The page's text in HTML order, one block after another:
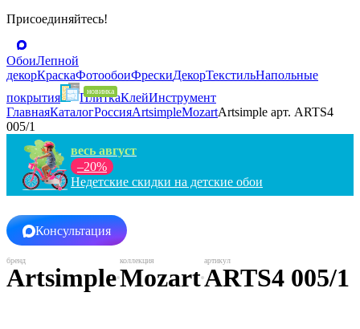
Присоединяйтесь!
ОбоиЛепной
декорКраскаФотообоиФрескиДекорТекстильНапольные
покрытия
ПлиткаКлейИнструмент
ГлавнаяКаталогРоссияArtsimpleMozartArtsimple арт. ARTS4
005/1
весь август
–20%
Недетские скидки на детские обои
Консультация
ArtsimpleMozartARTS4 005/1